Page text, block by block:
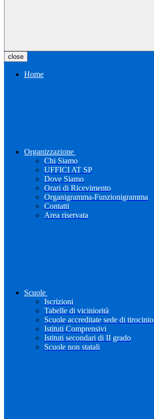
close
Home
Organizzazione
Chi Siamo
UFFICI AT SP
Dove Siamo
Orari di Ricevimento
Organigramma-Funzionigramma
Contatti
Area riservata
Scuole
Iscrizioni
Tabelle di viciniorità
Scuole accreditate sede di tirocinio
Istituti Comprensivi
Istituti secondari di II grado
Scuole non statali